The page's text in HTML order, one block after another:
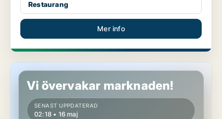
Restaurang
Mer info
Restaurang i Stockholm
Vi övervakar marknaden!
SENAST UPPDATERAD
02:18 • 16 maj